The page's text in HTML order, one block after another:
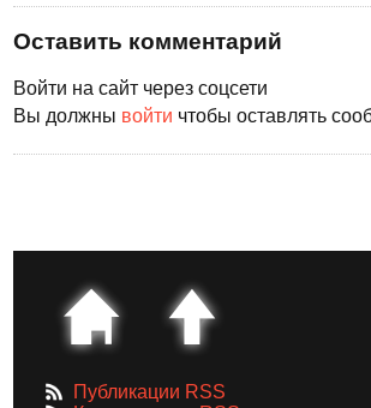
Оставить комментарий
Войти на сайт через соцсети
Вы должны войти чтобы оставлять
Публикации RSS